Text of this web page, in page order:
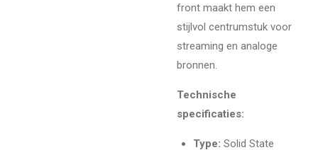
front maakt hem een
stijlvol centrumstuk voor
streaming en analoge
bronnen.
Technische
specificaties:
Type: Solid State